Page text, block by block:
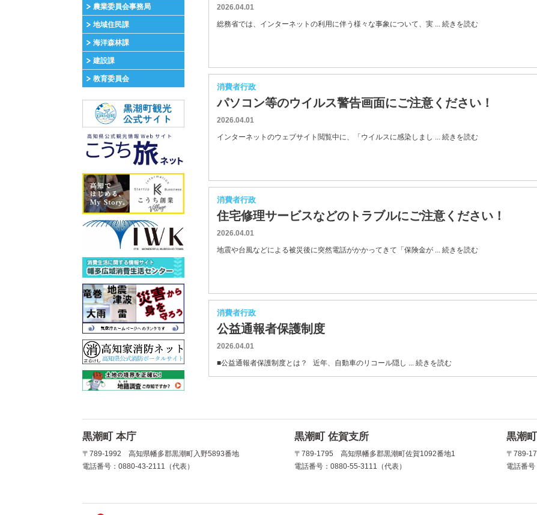
農業委員会事務局
地域住民課
海洋森林課
建設課
教育委員会
2026.04.01
総務省では、インターネットの利用に伴う様々な事象について、実 ... 続きを読む
消費者行政
パソコン等のウイルス警告画面にご注意ください！
2026.04.01
インターネットのウェブサイト閲覧中に、「ウイルスに感染しまし ... 続きを読む
消費者行政
住宅修理サービスなどのトラブルにご注意ください！
2026.04.01
地震や台風などによる被災後に突然電話がかかってきて「保険金が ... 続きを読む
消費者行政
公益通報者保護制度
2026.04.01
■公益通報者保護制度とは？ 近年、自動車のリコール隠し ... 続きを読む
黒潮町 本庁
〒789-1992 高知県幡多郡黒潮町入野5893番地
電話番号：0880-43-2111（代表）
黒潮町 佐賀支所
〒789-1795 高知県幡多郡黒潮町佐賀1092番地1
電話番号：0880-55-3111（代表）
黒潮
〒789-
電話番号